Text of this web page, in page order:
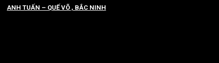
ANH TUẤN – QUẾ VÕ , BẮC NINH